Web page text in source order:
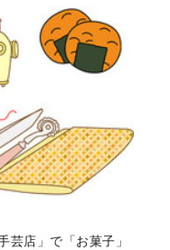
芸店」で「お菓子」